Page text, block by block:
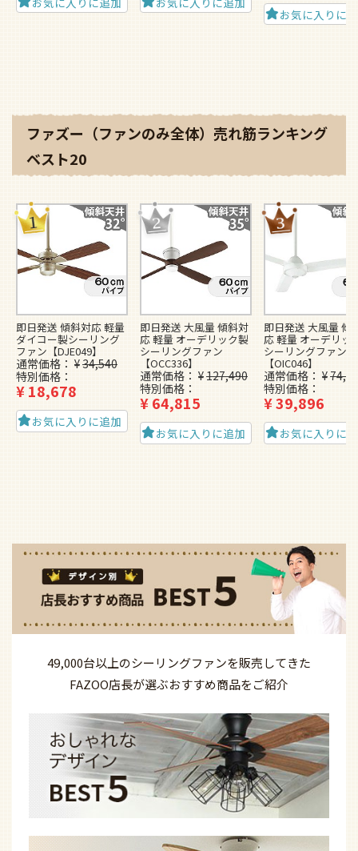
お気に入りに
ファズー（ファンのみ全体）売れ筋ランキング
ベスト20
即日発送 傾斜対応 軽量
ダイコー製シーリング
ファン【DJE049】
通常価格 ¥34,540
特別価格
¥18,678
お気に入りに追加
即日発送 大風量 傾斜対
応 軽量 オーデリック製
シーリングファン
【OCC336】
通常価格 ¥127,490
特別価格
¥64,815
お気に入りに追加
即日発送 大風量 傾
応 軽量 オーデリッ
シーリングファン
【OIC046】
通常価格 ¥
特別価格
¥39,896
お気に入りに
49,000台以上のシーリングファンを販売してきた
FAZOO店長が選ぶおすすめ商品をご紹介